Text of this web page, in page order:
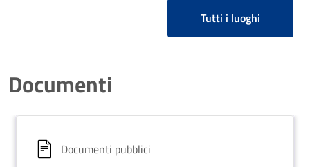
Tutti i luoghi
Documenti
Documenti pubblici